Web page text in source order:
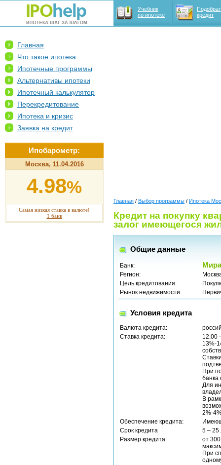
Учебник
по ипотеке
кредит
Главная
Что такое ипотека
Ипотечные программы
Альтернативы ипотеки
Ипотечный калькулятор
Перекредитование
Ипотека и кризис
Заявка на кредит
Ипобарометр:
Москва, 11.04.2016
4.98%
Самая низкая ставка в валюте!
1 банк
Главная / Выбор программы / Ипотека
Кредит на покупку
залог имеющегося
Общие данные
Банк:
Регион:
Цель кредитования:
Рынок недвижимости:
Условия кредита
Валюта кредита:
Ставка кредита:
12.00
13%-
При
банка
Для
В
2%-
Обеспечение кредита:
Срок кредита
5 – 25
Размер кредита:
от
При